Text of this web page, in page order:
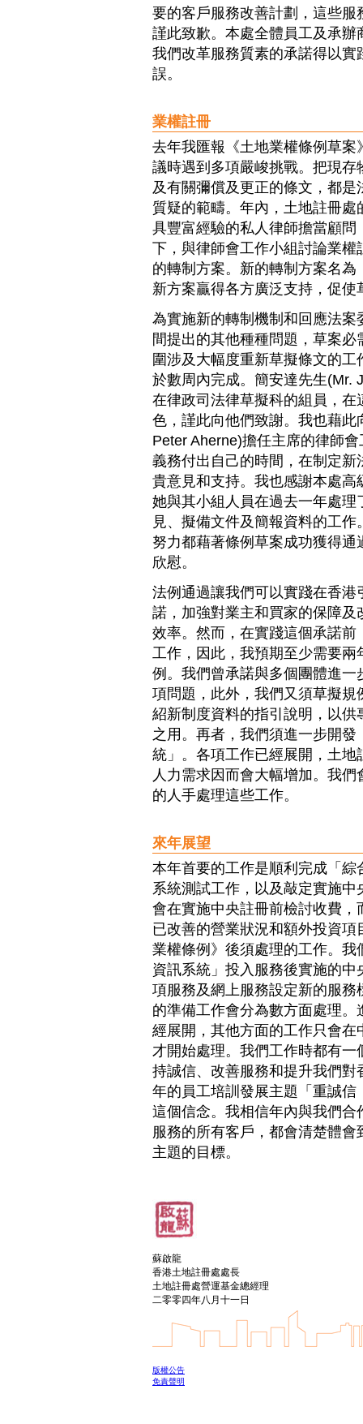
要的客戶服務改善計劃，這些服
謹此致歉。本處全體員工及承辦
我們改革服務質素的承諾得以實
誤。
業權註冊
去年我匯報《土地業權條例草案
議時遇到多項嚴峻挑戰。把現存
及有關彌償及更正的條文，都
質疑的範疇。年內，土地註冊處
具豐富經驗的私人律師擔當顧問
下，與律師會工作小組討論業權
的轉制方案。新的轉制方案名為
新方案贏得各方廣泛支持，促使
為實施新的轉制機制和回應法案
間提出的其他種種問題，草案
圍涉及大幅度重新草擬條文的
於數周內完成。簡安達先生(Mr.
在律政司法律草擬科的組員，在
色，謹此向他們致謝。我也藉此
Peter Aherne)擔任主席的律師
義務付出自己的時間，在制定新
貴意見和支持。我也感謝本處高
她與其小組人員在過去一年處理
見、擬備文件及簡報資料的工
努力都藉著條例草案成功獲得通
欣慰。
法例通過讓我們可以實踐在香港
諾，加強對業主和買家的保障及
效率。然而，在實踐這個承諾前
工作，因此，我預期至少需要兩
例。我們曾承諾與多個團體進一
項問題，此外，我們又須草擬規
紹新制度資料的指引說明，以供
之用。再者，我們須進一步開發
統」。各項工作已經展開，土地
人力需求因而會大幅增加。我
的人手處理這些工作。
來年展望
本年首要的工作是順利完成「綜
系統測試工作，以及敲定實施中
會在實施中央註冊前檢討收費，
已改善的營業狀況和額外投資項
業權條例》後須處理的工作。我
資訊系統」投入服務後實施的中
項服務及網上服務設定新的服務
的準備工作會分為數方面處理。
經展開，其他方面的工作只會在
才開始處理。我們工作時都有一
持誠信、改善服務和提升我們對
年的員工培訓發展主題「重誠信
這個信念。我相信年內與我們合
服務的所有客戶，都會清楚體
主題的目標。
蘇啟龍
香港土地註冊處處長
土地註冊處營運基金總經理
二零零四年八月十一日
版權公告
免責聲明